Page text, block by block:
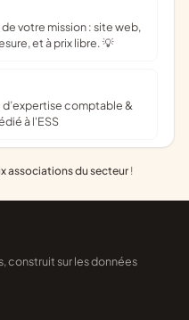
et à prix libre. 💡
à l'ESS
associations du secteur !